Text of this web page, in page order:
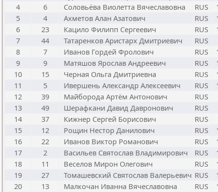
4
6 Соловьёва Виолетта Вячеславовна RUS
5
4 Ахметов Алан Азатович RUS
6
23 Кацило Филипп Сергеевич RUS
7
44 Татаренков Аристарх Дмитриевич
RUS
8
7 Иванов Гордей Фролович RUS
9
9 Матяшов Ярослав Андреевич RUS
10
15 Черная Ольга Дмитриевна RUS
11
5 Ивершень Александр Алексеевич RUS
12
39 Майборода Артём Антонович
RUS
13
49 Шерафкани Давид Давронович
RUS
14
37 Кижнер Сергей Борисович
RUS
15
12 Рощин Нестор Данилович RUS
16
22 Иванов Виктор Романович RUS
17
2 Васильев Святослав Владимирович RUS
18
11 Веселов Мирон Олегович RUS
19
27 Томашевский Святослав Валерьевич RUS
20
13 Малкочан Иванна Вячеславовна RUS